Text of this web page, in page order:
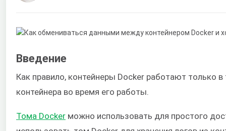
Введение
Как правило, контейнеры Docker работают только
контейнера во время его работы.
Тома Docker можно использовать для простого